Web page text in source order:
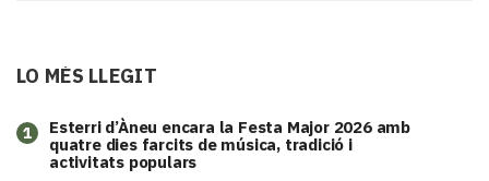
LO MÉS LLEGIT
1
Esterri d’Àneu encara la Festa Major 2026 amb
quatre dies farcits de música, tradició i
activitats populars